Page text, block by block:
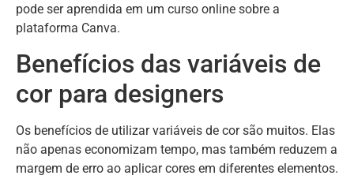
pode ser aprendida em um curso online sobre a
plataforma Canva.
Benefícios das variáveis de
cor para designers
Os benefícios de utilizar variáveis de cor são muitos. Elas
não apenas economizam tempo, mas também reduzem a
margem de erro ao aplicar cores em diferentes elementos.